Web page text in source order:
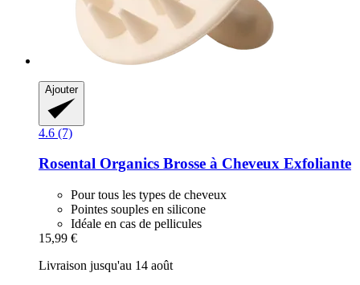
Ajouter
4.6 (7)
Rosental Organics Brosse à Cheveux Exfoliante
Pour tous les types de cheveux
Pointes souples en silicone
Idéale en cas de pellicules
15,99 €
Livraison jusqu'au 14 août